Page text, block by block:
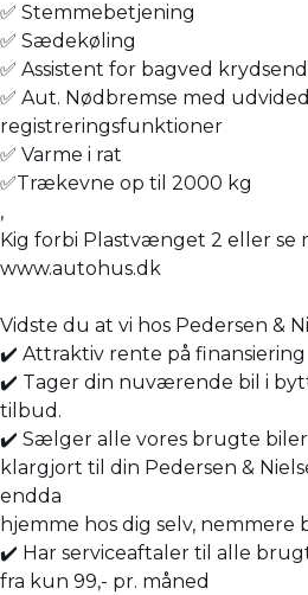
✅ Stemmebetjening
✅ Sædekøling
✅ Assistent for bagved
✅ Aut. Nødbremse med
registreringsfunktioner
✅ Varme i rat
✅Trækevne op til 2000 kg
,
Kig forbi Plastvænget 2 eller se
www.autohus.dk
Vidste du at vi hos Pedersen &
✔️ Attraktiv rente på finansiering
✔️ Tager din nuværende bil i
tilbud.
✔️ Sælger alle vores brugte biler
klargjort til din Pedersen &
endda
hjemme hos dig selv, nemmere
✔️ Har serviceaftaler til alle
fra kun 99,- pr. måned